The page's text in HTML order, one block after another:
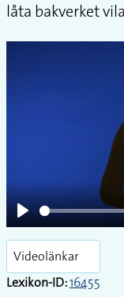
låta bakverket
Play
Videolänkar
Lexikon-ID:16455